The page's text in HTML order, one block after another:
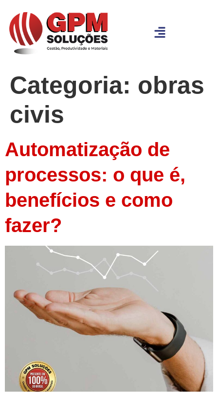
Categoria: obras
civis
Automatização de
processos: o que é,
benefícios e como
fazer?